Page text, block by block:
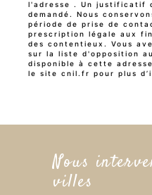
l'adresse . Un justificatif
demandé. Nous
période de prise de
prescription légale aux
des contentieux. Vous
sur la liste d'opposition
disponible à cette
le site cnil.fr pour plus
Nous
villes